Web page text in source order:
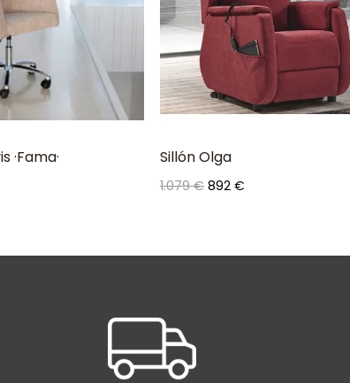
·Fama· Sillón Olga
Precio
1.079 € Precio
892 €